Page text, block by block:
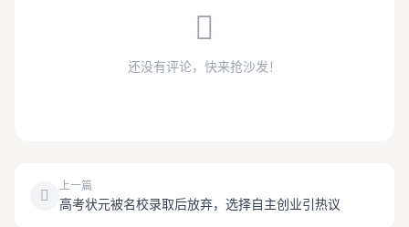
还没有评论，快来抢沙发！
上一篇
高考状元被名校录取后放弃，选择自主创业引热议